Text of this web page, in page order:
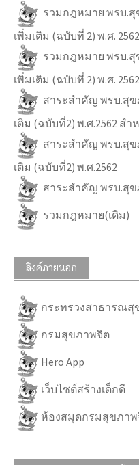
รวมกฎหมาย พรบ.สุ
เพิ่มเติม (ฉบับที่ 2) พ.ศ. 2562
รวมกฎหมาย พรบ.สุ
เพิ่มเติม (ฉบับที่ 2) พ.ศ. 2562
สาระสำคัญ พรบ.สุข
เติม (ฉบับที่2) พ.ศ.2562 ส
สาระสำคัญ พรบ.สุข
เติม (ฉบับที่2) พ.ศ.2562
สาระสำคัญ พรบ.สุข
รวมกฎหมาย(เดิม)
ลิงค์ภายนอก
กระทรวงสาธารณสุ
กรมสุขภาพจิต
Hero App
เว็บไซต์สร้างเด็กดี
ห้องสมุดกรมสุขภา